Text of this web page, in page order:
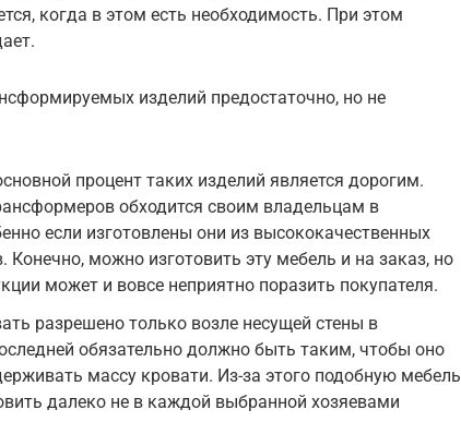
когда в этом есть необходимость. При этом
изделий предостаточно, но не
процент таких изделий является дорогим.
обходится своим владельцам в
если изготовлены они из высококачественных
Конечно, можно изготовить эту мебель и на заказ, но
может и вовсе неприятно поразить покупателя.
разрешено только возле несущей стены в
обязательно должно быть таким, чтобы оно
массу кровати. Из-за этого подобную мебель
далеко не в каждой выбранной хозяевами